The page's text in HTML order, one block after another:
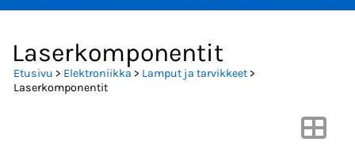
Laserkomponentit
Etusivu > Elektroniikka > Lamput ja tarvikkeet>
Laserkomponentit